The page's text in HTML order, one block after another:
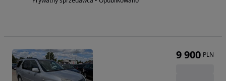
9 900 PLN